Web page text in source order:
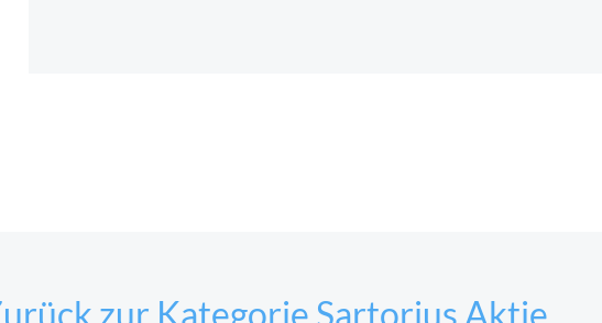
zur Kategorie Sartorius Aktie